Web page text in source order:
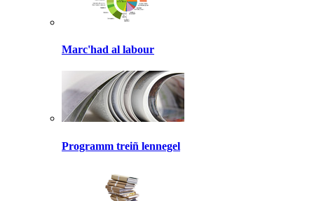
Marc'had al labour
Programm treiñ lennegel